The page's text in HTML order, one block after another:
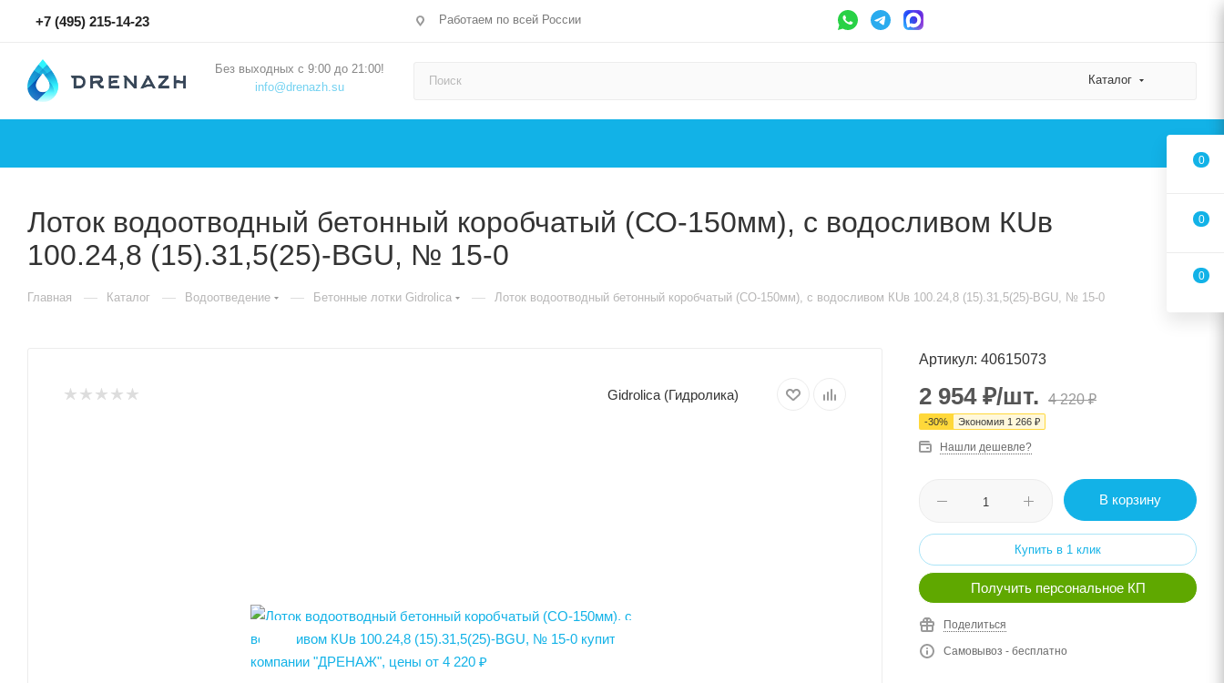
+7 (495) 215-14-23 Работаем по всей России
Без выходных с 9:00 до 21:00!
info@drenazh.su
Каталог
Лоток водоотводный бетонный коробчатый (СО-150мм), с водосливом КUв
100.24,8 (15).31,5(25)-BGU, № 15-0
Главная — Каталог — Водоотведение — Бетонные лотки Gidrolica — Лоток водоотводный бетонный коробчатый (СО-150мм), с водосливом КUв 100.24,8 (15).31,5(25)-BGU, № 15-0
Gidrolica (Гидролика)
Артикул: 40615073
2 954₽/шт. 4 220₽
-30% Экономия 1 266 ₽
Нашли дешевле?
В корзину
Купить в 1 клик
Получить персональное КП
Поделиться
Самовывоз - бесплатно
0
0
0